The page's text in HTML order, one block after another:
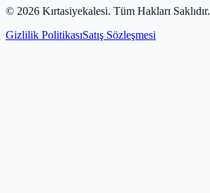
© 2026 Kırtasiyekalesi. Tüm Hakları Saklıdır.
Gizlilik PolitikasıSatış Sözleşmesi